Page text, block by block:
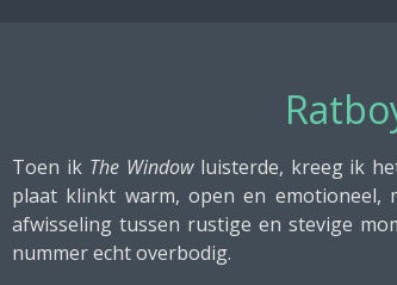
Toen ik The Windowluisterde, kreeg ik
plaat klinkt warm, open en
afwisseling tussen rustige en stevige
nummer echt overbodig.